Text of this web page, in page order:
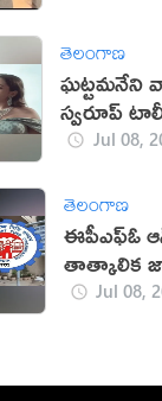
తెలంగాణ
ఘట్టమనేని
స్వరూప్
Jul 08,
తెలంగాణ
ఈపీఎఫ్‌ఓ
తాత్కాలిక
Jul 08,